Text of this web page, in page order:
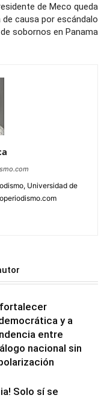
de Meco queda
de causa por escándalo
de sobornos en Panama
Universidad de
fortalecer
y a
entre
nacional sin
Solo sí se